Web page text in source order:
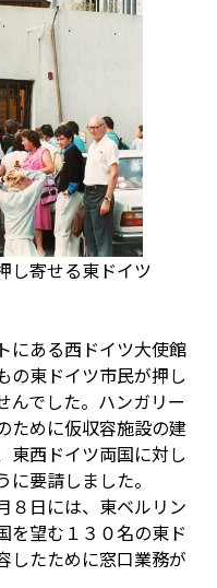
し寄せる東ドイツ
にある西ドイツ大使館
の東ドイツ市民が押し
んでした。ハンガリー
ために仮収容施設の建
東西ドイツ両国に対し
要請しました。
８日には、東ベルリン
を望む１３０名の東ド
したために窓口業務が